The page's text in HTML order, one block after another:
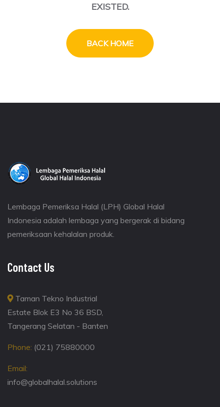
EXISTED.
BACK HOME
Lembaga Pemeriksa Halal (LPH) Global Halal
Indonesia adalah lembaga yang bergerak di bidang
pemeriksaan kehalalan produk.
Contact Us
Taman Tekno Industrial
Estate Blok E3 No 36 BSD,
Tangerang Selatan - Banten
Phone: (021) 75880000
Email:
info@globalhalal.solutions